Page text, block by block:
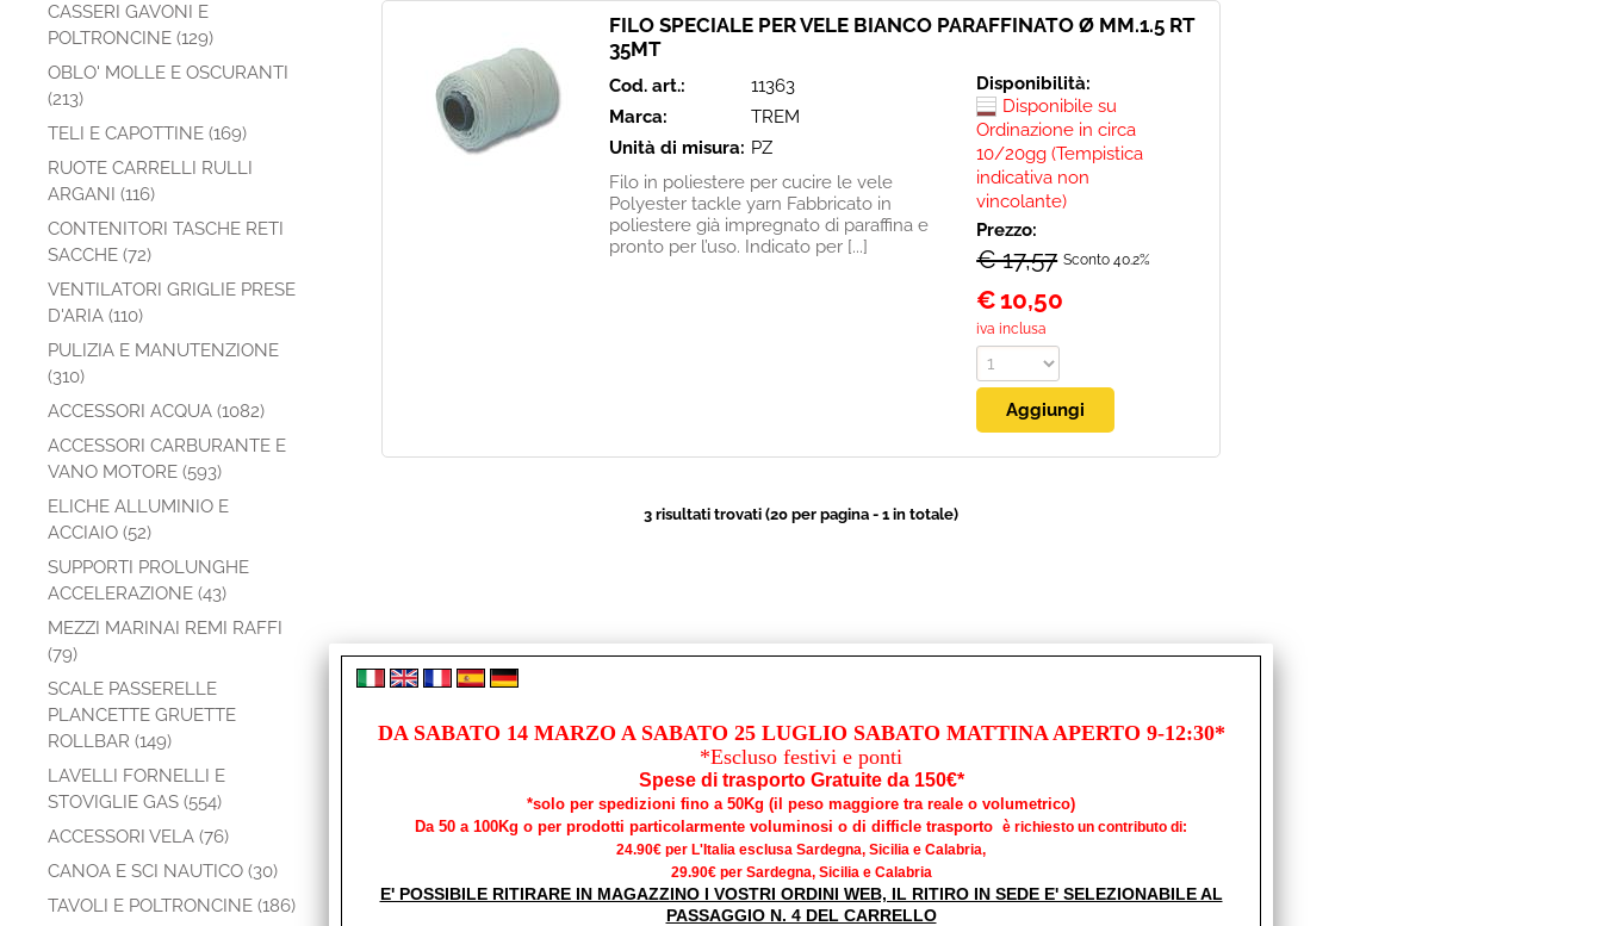
CASSERI GAVONI E
POLTRONCINE (129)
OBLO' MOLLE E OSCURANTI
(213)
TELI E CAPOTTINE (169)
RUOTE CARRELLI RULLI
ARGANI (116)
CONTENITORI TASCHE RETI
SACCHE (72)
VENTILATORI GRIGLIE PRESE
D'ARIA (110)
PULIZIA E MANUTENZIONE
(310)
ACCESSORI ACQUA (1082)
ACCESSORI CARBURANTE E
VANO MOTORE (593)
ELICHE ALLUMINIO E
ACCIAIO (52)
SUPPORTI PROLUNGHE
ACCELERAZIONE (43)
MEZZI MARINAI REMI RAFFI
(79)
SCALE PASSERELLE
PLANCETTE GRUETTE
ROLLBAR (149)
LAVELLI FORNELLI E
STOVIGLIE GAS (554)
ACCESSORI VELA (76)
CANOA E SCI NAUTICO (30)
TAVOLI E POLTRONCINE (186)
FILO SPECIALE PER VELE BIANCO PARAFFINATO Ø MM.1.5 RT
35MT
Cod. art.:
11363
Marca:
TREM
Unità di misura: PZ
Filo in poliestere per cucire le vele
Polyester tackle yarn Fabbricato in
poliestere già impregnato di paraffina e
pronto per l’uso. Indicato per [...]
Disponibilità:
Disponibile su
Ordinazione in circa
10/20gg (Tempistica
indicativa non
vincolante)
Prezzo:
€ 17,57 Sconto 40.2%
€ 10,50
iva inclusa
3 risultati trovati (20 per pagina - 1 in totale)
DA SABATO 14 MARZO A SABATO 25 LUGLIO SABATO MATTINA APERTO 9-12:30*
*Escluso festivi e ponti
Spese di trasporto Gratuite da 150€*
*solo per spedizioni fino a 50Kg (il peso maggiore tra reale o volumetrico)
Da 50 a 100Kg o per prodotti particolarmente voluminosi o di difficle trasporto è richiesto un contributo di:
24.90€ per L'Italia esclusa Sardegna, Sicilia e Calabria,
29.90€ per Sardegna, Sicilia e Calabria
E' POSSIBILE RITIRARE IN MAGAZZINO I VOSTRI ORDINI WEB, IL RITIRO IN SEDE E' SELEZIONABILE AL
PASSAGGIO N. 4 DEL CARRELLO